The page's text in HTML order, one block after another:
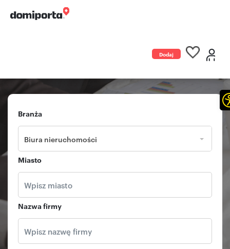
Dodaj
Branża
Biura nieruchomości
Miasto
Nazwa firmy